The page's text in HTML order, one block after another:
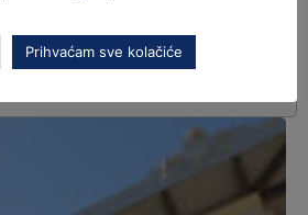
Prihvaćam sve kolačiće